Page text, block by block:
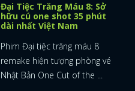
Đại Tiệc Trăng Máu 8: Sở
hữu cú one shot 35 phút
dài nhất Việt Nam
Phim Đại tiệc trăng máu 8
remake hiện tượng phòng vé
Nhật Bản One Cut of the ...